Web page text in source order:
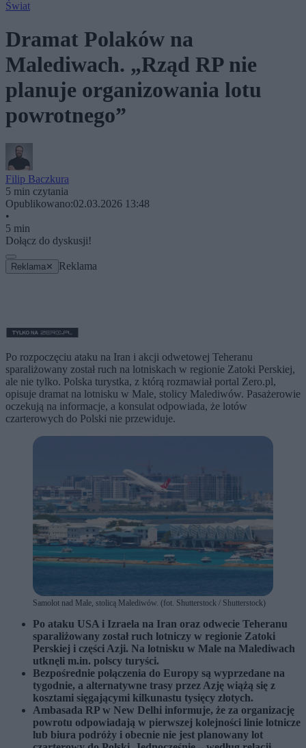
Świat
Dramat Polaków na
Malediwach. „Rząd RP nie
planuje organizowania lotu
powrotnego”
Filip Baczkura
5 min czytania
Opublikowano:02.03.2026 13:48
•
5 min
Dołącz do dyskusji!
Reklama ✕ Reklama
Po rozpoczęciu ataku na Iran i akcji odwetowej Teheranu
sparaliżowany został ruch na lotniskach w regionie Zatoki Perskiej,
ale nie tylko. Polska turystka, z którą rozmawiał portal Zero.pl,
opisuje dramat na lotnisku w Male, stolicy Malediwów. Pasażerowie
oczekują na informacje, a konsulat odpowiada, że lotów
czarterowych do Polski nie przewiduje.
Samolot nad Male, stolicą Malediwów. (fot. Shutterstock / Shutterstock)
Po ataku USA i Izraela na Iran oraz odwecie Teheranu
sparaliżowany został ruch lotniczy w regionie Zatoki
Perskiej i części Azji. Na lotnisku w Male na Malediwach
utknęli m.in. polscy turyści.
Bezpośrednie połączenia do Europy są wyprzedane na
tygodnie, a alternatywne trasy przez Azję wiążą się z
kosztami sięgającymi kilkunastu tysięcy złotych.
Ambasada RP w New Delhi informuje, że za organizację
powrotu odpowiadają w pierwszej kolejności linie lotnicze
lub biura podróży i obecnie nie jest planowany lot